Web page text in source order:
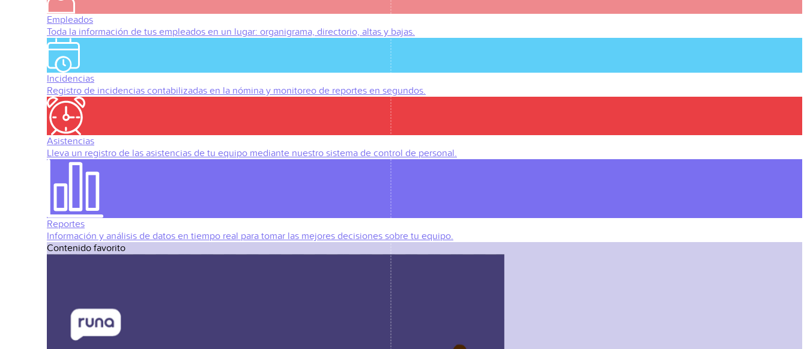
Empleados
Toda la información de tus empleados en un lugar: organigrama, directorio, altas y bajas.
Incidencias
Registro de incidencias contabilizadas en la nómina y monitoreo de reportes en segundos.
Asistencias
Lleva un registro de las asistencias de tu equipo mediante nuestro sistema de control de personal.
Reportes
Información y análisis de datos en tiempo real para tomar las mejores decisiones sobre tu equipo.
Contenido favorito